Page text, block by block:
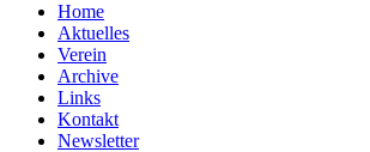
Home
Aktuelles
Verein
Archive
Links
Kontakt
Newsletter